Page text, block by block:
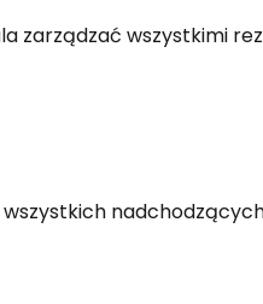
zarządzać wszystkimi
wszystkich